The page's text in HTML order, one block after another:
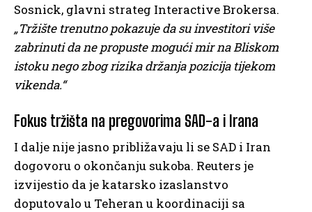
Sosnick, glavni strateg Interactive Brokersa.
„Tržište trenutno pokazuje da su investitori više
zabrinuti da ne propuste mogući mir na Bliskom
istoku nego zbog rizika držanja pozicija tijekom
vikenda.“
Fokus tržišta na pregovorima SAD-a i Irana
I dalje nije jasno približavaju li se SAD i Iran
dogovoru o okončanju sukoba. Reuters je
izvijestio da je katarsko izaslanstvo
doputovalo u Teheran u koordinaciji sa